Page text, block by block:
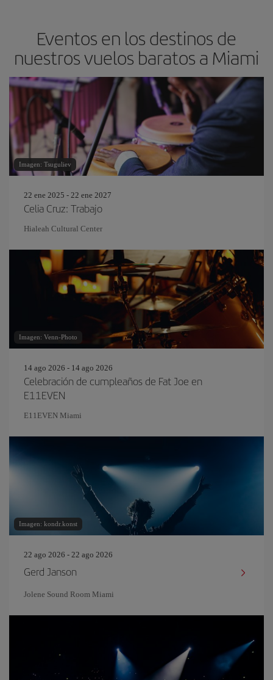
Eventos en los destinos de
nuestros vuelos baratos a Miami
Imagen: Tsuguliev
22 ene 2025 - 22 ene 2027
Celia Cruz: Trabajo
Hialeah Cultural Center
Imagen: Venn-Photo
14 ago 2026 - 14 ago 2026
Celebración de cumpleaños de Fat Joe en
E11EVEN
E11EVEN Miami
Imagen: kondr.konst
22 ago 2026 - 22 ago 2026
Gerd Janson
Jolene Sound Room Miami